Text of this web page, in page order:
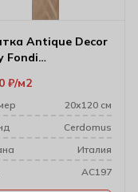
Antique Decor
Fondi
₽ м2
20х120 см
Cerdomus
Италия
AC197